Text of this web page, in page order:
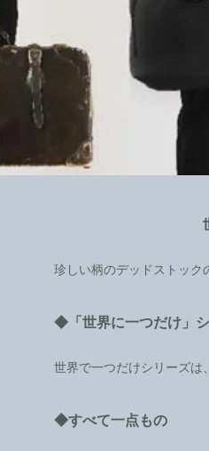
珍しい柄のデッドストック
◆「世界に一つだけ」
世界で一つだけシリーズは
◆すべて一点もの